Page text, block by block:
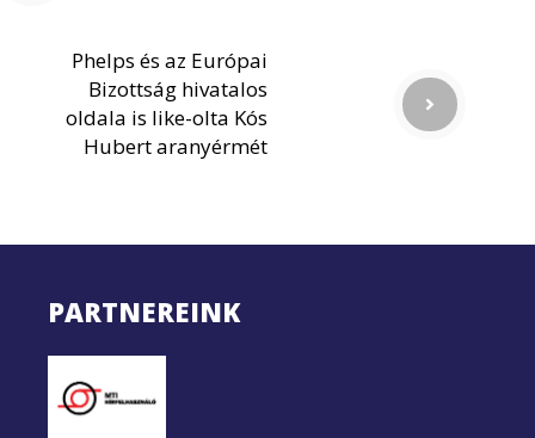
Phelps és az Európai
Bizottság hivatalos
oldala is like-olta Kós
Hubert aranyérmét
PARTNEREINK